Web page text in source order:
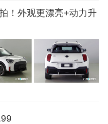
！外观更漂亮+动力升